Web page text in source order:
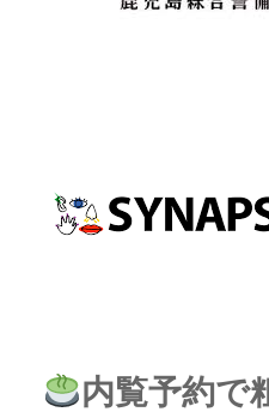
内覧予約で